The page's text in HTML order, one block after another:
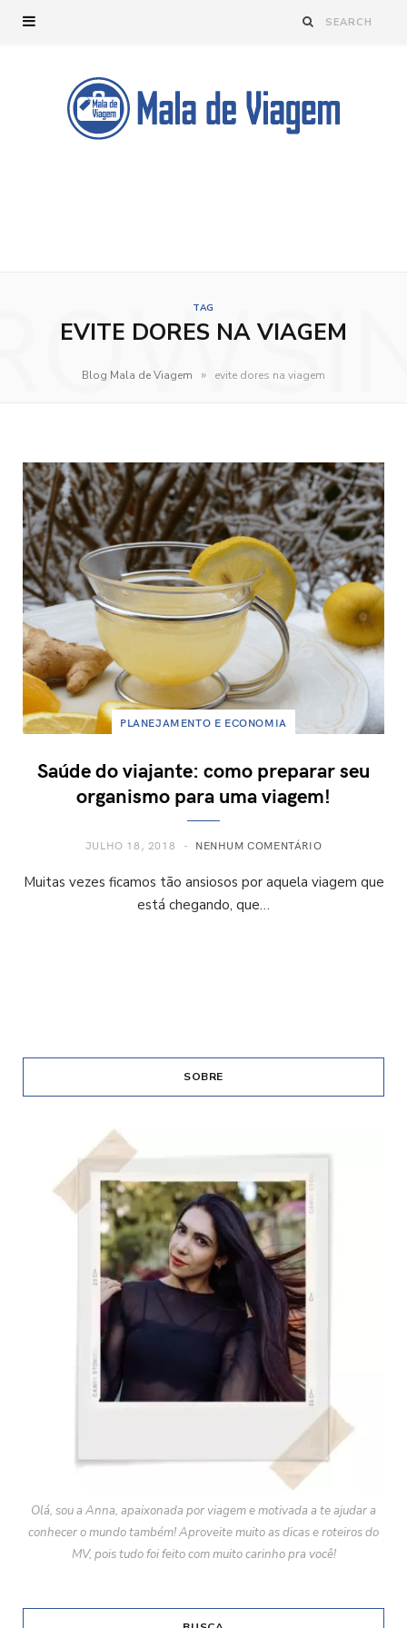
TAG
EVITE DORES NA VIAGEM
Blog Mala de Viagem » evite dores na viagem
PLANEJAMENTO E ECONOMIA
Saúde do viajante: como preparar seu
organismo para uma viagem!
JULHO 18, 2018 NENHUM COMENTÁRIO
Muitas vezes ficamos tão ansiosos por aquela viagem que
está chegando, que…
SOBRE
Olá, sou a Anna, apaixonada por viagem e motivada a te ajudar a
conhecer o mundo também! Aproveite muito as dicas e roteiros do
MV, pois tudo foi feito com muito carinho pra você!